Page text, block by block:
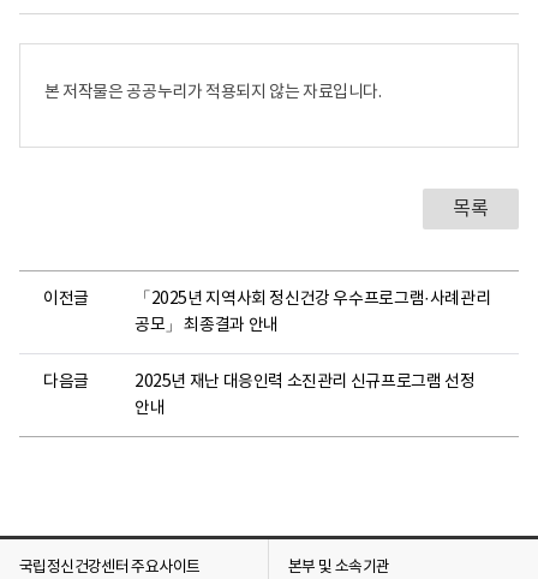
창
본 저작물은 공공누리가 적용되지 않는 자료입니다.
목록
이전글
「2025년 지역사회 정신건강 우수프로그램·사례관리
공모」 최종결과 안내
다음글
2025년 재난 대응인력 소진관리 신규프로그램 선정
안내
국립정신건강센터 주요사이트 본부 및 소속기관